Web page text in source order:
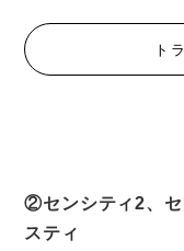
ト
②センシティ2、セ
スティ